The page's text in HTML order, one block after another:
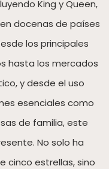
King y Queen,
docenas de países
los principales
hasta los mercados
y desde el uso
esenciales como
de familia, este
No solo ha
cinco estrellas, sino